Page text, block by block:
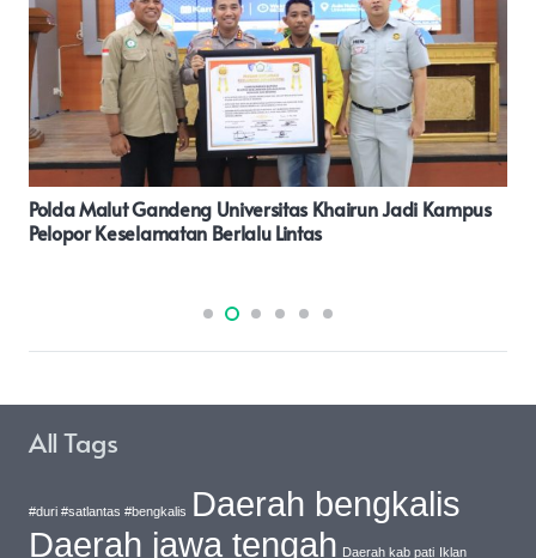
Kapolda Malut Terima Kunjungan Wartawan TV, Bahas
Persiapan Pilkada
All Tags
#duri #satlantas #bengkalis Daerah bengkalis
Daerah jawa tengah Daerah kab pati Iklan